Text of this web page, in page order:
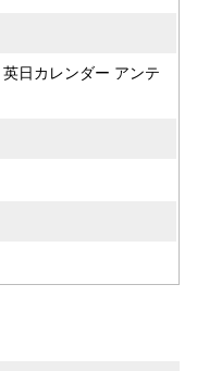
日カレンダー アンテ